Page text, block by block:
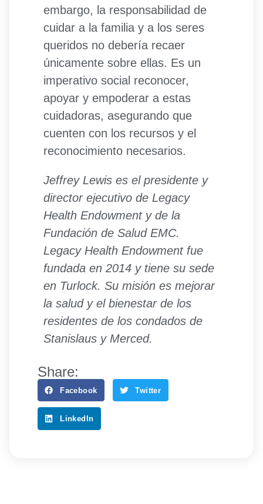
embargo, la responsabilidad de
cuidar a la familia y a los seres
queridos no debería recaer
únicamente sobre ellas. Es un
imperativo social reconocer,
apoyar y empoderar a estas
cuidadoras, asegurando que
cuenten con los recursos y el
reconocimiento necesarios.
Jeffrey Lewis es el presidente y
director ejecutivo de Legacy
Health Endowment y de la
Fundación de Salud EMC.
Legacy Health Endowment fue
fundada en 2014 y tiene su sede
en Turlock. Su misión es mejorar
la salud y el bienestar de los
residentes de los condados de
Stanislaus y Merced.
Share:
Facebook Twitter
LinkedIn